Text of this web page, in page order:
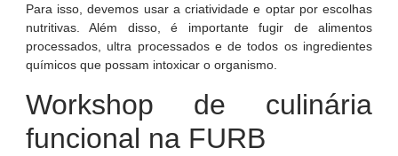
Para isso, devemos usar a criatividade e optar por escolhas
nutritivas. Além disso, é importante fugir de alimentos
processados, ultra processados e de todos os ingredientes
químicos que possam intoxicar o organismo.
Workshop de culinária
funcional na FURB